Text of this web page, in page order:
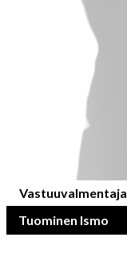
Vastuuvalmentaja
Tuominen Ismo